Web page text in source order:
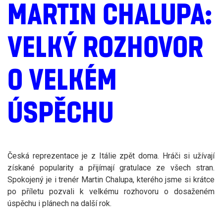
MARTIN CHALUPA:
VELKÝ ROZHOVOR
O VELKÉM
ÚSPĚCHU
Česká reprezentace je z Itálie zpět doma. Hráči si užívají
získané popularity a přijímají gratulace ze všech stran.
Spokojený je i trenér Martin Chalupa, kterého jsme si krátce
po příletu pozvali k velkému rozhovoru o dosaženém
úspěchu i plánech na další rok.